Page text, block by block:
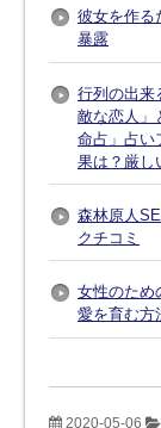
彼女を作
暴露
行列の出来
敵な恋人」
命占」占い
果は？厳し
森林原人
クチコミ
女性のため
愛を育む方
2020-05-06